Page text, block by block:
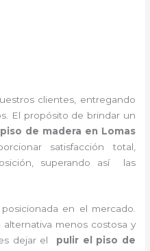
clientes, entregando
El propósito de brindar un
de madera en Lomas
satisfacción total,
superando así las
en el mercado.
menos costosa y
dejar el pulir el piso de